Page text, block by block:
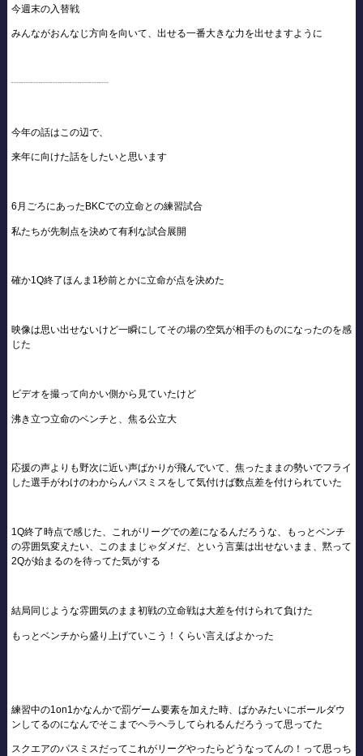
今週末の入替戦
みんながおんなじ方向を向いて、出せる一番大きな力を出せますように
┈┈┈┈┈┈┈┈┈┈
今年の話はこの辺で、
来年に向けた話をしたいと思います
6月ごろにあったBKCでの立命との練習試合
私たちが先制点を決めて有利な試合展開
確か1Q終了ほんま1秒前とかに立命が点を決めた
映像は思い出せないけど一瞬にしてその場の空気が相手のものになったのを感
じた
ビデオを撮って向かい側から見ていたけど
沸き立つ立命のベンチと、焦る公立大
応援の声よりも野次に近い声ばかりが飛んでいて、焦ったままの勢いでフライ
した選手がわけのわからんパスミスをして気付けば数点差を付けられていた
1Q終了時点で感じた、これがリーグでの差になるんだろうな、もっとベンチ
の雰囲気変えたい、このままじゃダメだ、という言葉は出せないまま、黙って
2Qが始まるのを待ってた気がする
結局同じような雰囲気のまま初戦の立命戦は大差を付けられて負けた
もっとベンチから盛り上げていこう！くらい言えばよかった
練習中の1on1かなんかで罰ゲーム要素を加えた時、ばかみたいにボールダウ
ンしてるのになんでそこまでヘラヘラしてられるんだろうって思ってた
スクエアのパスミスだってこれがリーグやったらどうなってんの！って思っち